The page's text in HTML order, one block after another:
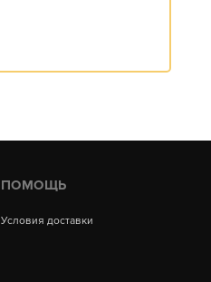
ПОМОЩЬ
Условия доставки